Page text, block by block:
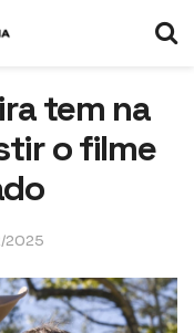
tem na
o filme
2025